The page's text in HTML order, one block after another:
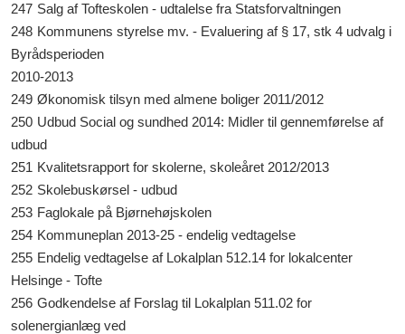
247 Salg af Tofteskolen - udtalelse fra Statsforvaltningen
248 Kommunens styrelse mv. - Evaluering af § 17, stk 4 udvalg i
Byrådsperioden
2010-2013
249 Økonomisk tilsyn med almene boliger 2011/2012
250 Udbud Social og sundhed 2014: Midler til gennemførelse af
udbud
251 Kvalitetsrapport for skolerne, skoleåret 2012/2013
252 Skolebuskørsel - udbud
253 Faglokale på Bjørnehøjskolen
254 Kommuneplan 2013-25 - endelig vedtagelse
255 Endelig vedtagelse af Lokalplan 512.14 for lokalcenter
Helsinge - Tofte
256 Godkendelse af Forslag til Lokalplan 511.02 for
solenergianlæg ved